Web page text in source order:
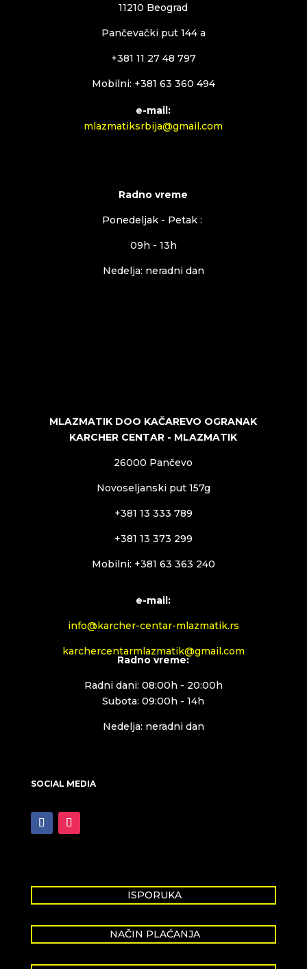
11210 Beograd
Pančevački put 144 a
+381 11 27 48 797
Mobilni: +381 63 360 494
e-mail:
mlazmatiksrbija@gmail.com
Radno vreme
Ponedeljak - Petak :
09h - 13h
Nedelja: neradni dan
MLAZMATIK DOO KAČAREVO OGRANAK
KARCHER CENTAR - MLAZMATIK
26000 Pančevo
Novoseljanski put 157g
+381 13 333 789
+381 13 373 299
Mobilni: +381 63 363 240
e-mail:
info@karcher-centar-mlazmatik.rs
karchercentarmlazmatik@gmail.com
Radno vreme:
Radni dani: 08:00h - 20:00h
Subota: 09:00h - 14h
Nedelja: neradni dan
SOCIAL MEDIA
ISPORUKA
NAČIN PLAĆANJA